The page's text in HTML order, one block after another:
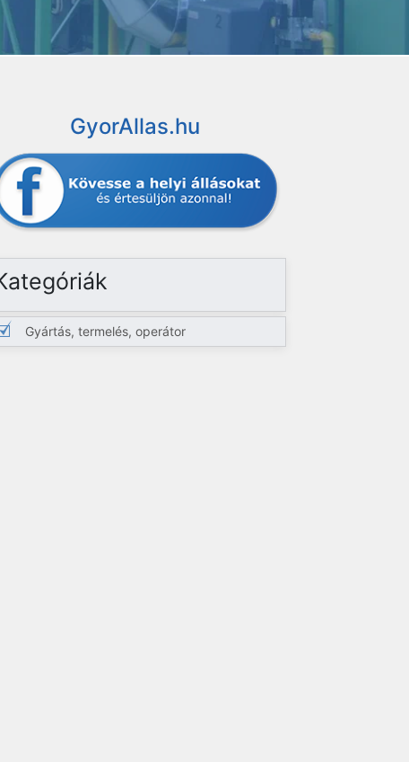
GyorAllas.hu
Gyártás, termelés, operátor